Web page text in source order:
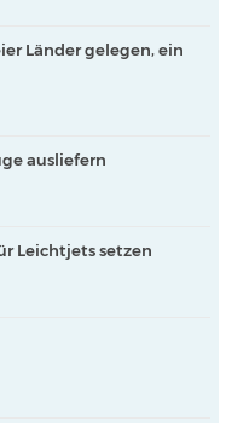
Länder gelegen, ein
ausliefern
Leichtjets setzen